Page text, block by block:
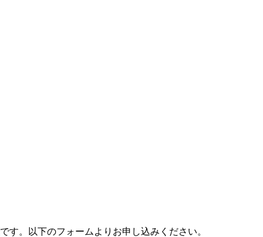
。以下のフォームよりお申し込みください。